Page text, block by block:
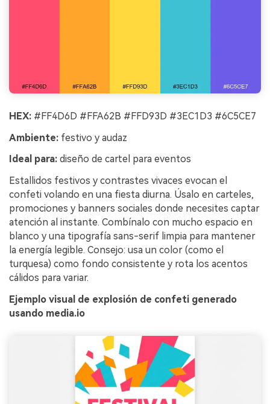
HEX: #FF4D6D #FFA62B #FFD93D #3EC1D3 #6C5CE7
Ambiente: festivo y audaz
Ideal para: diseño de cartel para eventos
Estallidos festivos y contrastes vivaces evocan el
confeti volando en una fiesta diurna. Úsalo en carteles,
promociones y banners sociales donde necesites captar
atención al instante. Combínalo con mucho espacio en
blanco y una tipografía sans-serif limpia para mantener
la energía legible. Consejo: usa un color (como el
turquesa) como fondo consistente y rota los acentos
cálidos para variar.
Ejemplo visual de explosión de confeti generado
usando media.io